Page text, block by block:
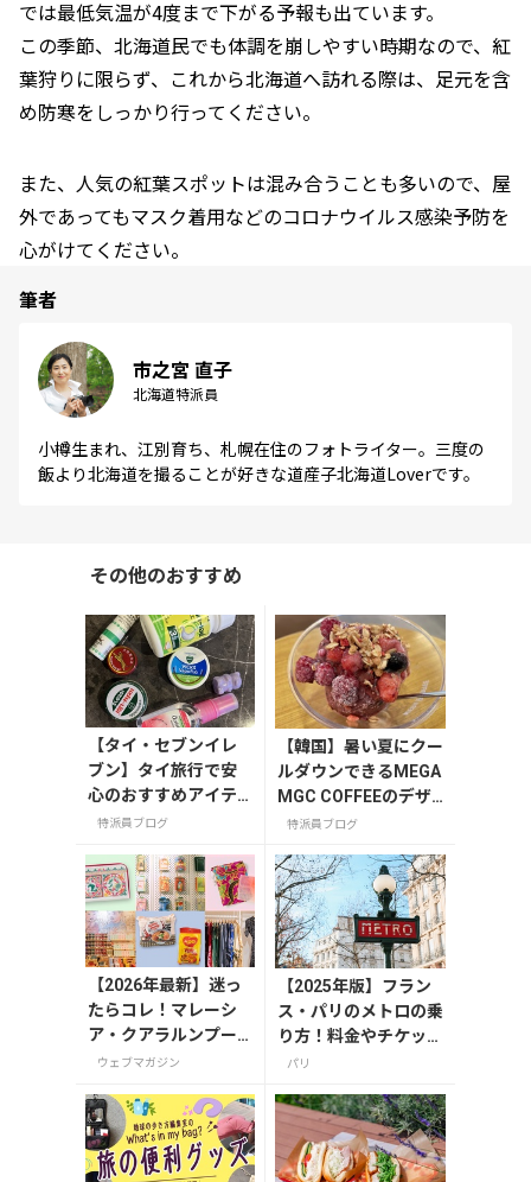
では最低気温が4度まで下がる予報も出ています。
この季節、北海道民でも体調を崩しやすい時期なので、紅
葉狩りに限らず、これから北海道へ訪れる際は、足元を含
め防寒をしっかり行ってください。
また、人気の紅葉スポットは混み合うことも多いので、屋
外であってもマスク着用などのコロナウイルス感染予防を
心がけてください。
筆者
市之宮 直子
北海道特派員
小樽生まれ、江別育ち、札幌在住のフォトライター。三度の
飯より北海道を撮ることが好きな道産子北海道Loverです。
その他のおすすめ
【タイ・セブンイレ
ブン】タイ旅行で安
心のおすすめアイテ
ム
特派員ブログ
【韓国】暑い夏にクー
ルダウンできるMEGA
MGC COFFEEのデザ
ート
特派員ブログ
【2026年最新】迷っ
たらコレ！マレーシ
ア・クアラルンプー
ルで絶対買いたいお
ウェブマガジン
【2025年版】フラン
ス・パリのメトロの乗
り方！料金やチケット
の種類、注意点を解説
パリ